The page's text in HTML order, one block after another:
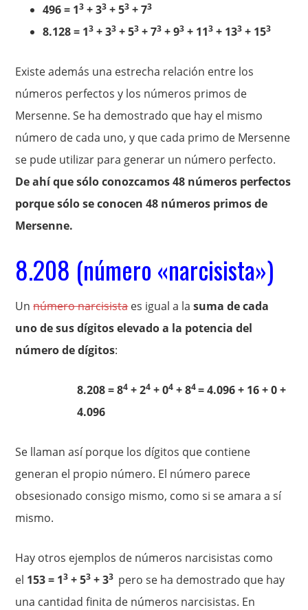
496 = 13 + 33 + 53 + 73
8.128 = 13 + 33 + 53 + 73 + 93 + 113 + 133 + 153
Existe además una estrecha relación entre los
números perfectos y los números primos de
Mersenne. Se ha demostrado que hay el mismo
número de cada uno, y que cada primo de Mersenne
se pude utilizar para generar un número perfecto.
De ahí que sólo conozcamos 48 números perfectos
porque sólo se conocen 48 números primos de
Mersenne.
8.208 (número «narcisista»)
Unnúmero narcisistaes igual a lasuma de cada
uno de sus dígitos elevado a la potencia del
número de dígitos:
8.208 = 84 + 24 + 04 + 84= 4.096 + 16 + 0 +
4.096
Se llaman así porque los dígitos que contiene
generan el propio número. El número parece
obsesionado consigo mismo, como si se amara a sí
mismo.
Hay otros ejemplos de números narcisistas como
el 153 = 13 + 53 + 33 pero se ha demostrado que hay
una cantidad finita de números narcisistas. En